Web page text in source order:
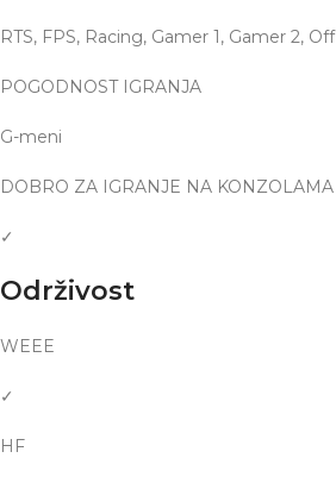
RTS, FPS, Racing, Gamer 1, Gamer 2, Off
POGODNOST IGRANJA
G-meni
DOBRO ZA IGRANJE NA KONZOLAMA
✓
Održivost
WEEE
✓
HF